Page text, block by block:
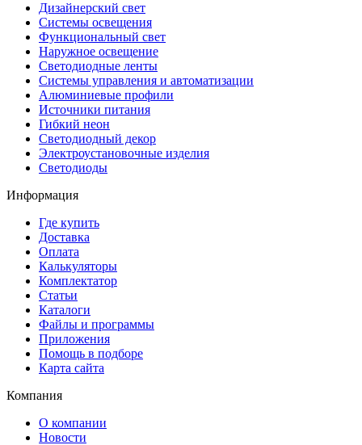
Дизайнерский свет
Системы освещения
Функциональный свет
Наружное освещение
Светодиодные ленты
Системы управления и автоматизации
Алюминиевые профили
Источники питания
Гибкий неон
Светодиодный декор
Электроустановочные изделия
Светодиоды
Информация
Где купить
Доставка
Оплата
Калькуляторы
Комплектатор
Статьи
Каталоги
Файлы и программы
Приложения
Помощь в подборе
Карта сайта
Компания
О компании
Новости